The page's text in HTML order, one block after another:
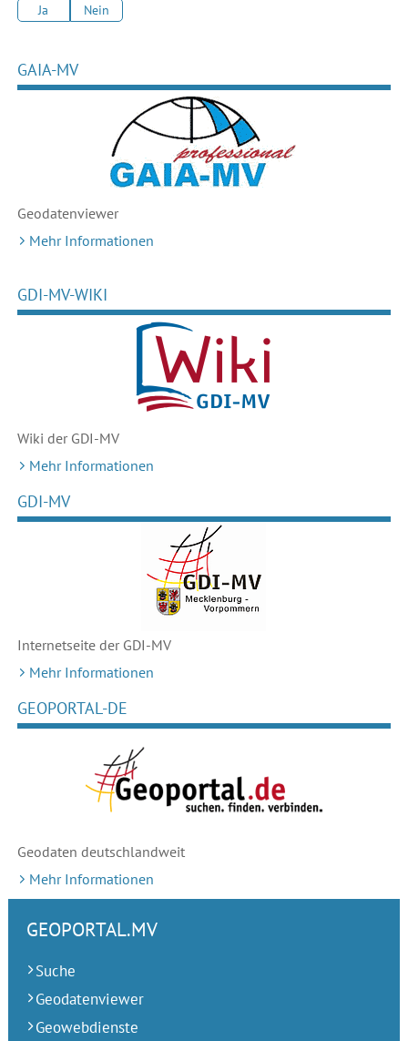
Ja Nein
GAIA-MV
Geodatenviewer
Mehr Informationen
GDI-MV-WIKI
Wiki der GDI-MV
Mehr Informationen
GDI-MV
Internetseite der GDI-MV
Mehr Informationen
GEOPORTAL-DE
Geodaten deutschlandweit
Mehr Informationen
GEOPORTAL.MV
Suche
Geodatenviewer
Geowebdienste